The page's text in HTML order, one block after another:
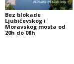
Bez blokade
Ljubičevskog i
Moravskog mosta od
20h do 08h